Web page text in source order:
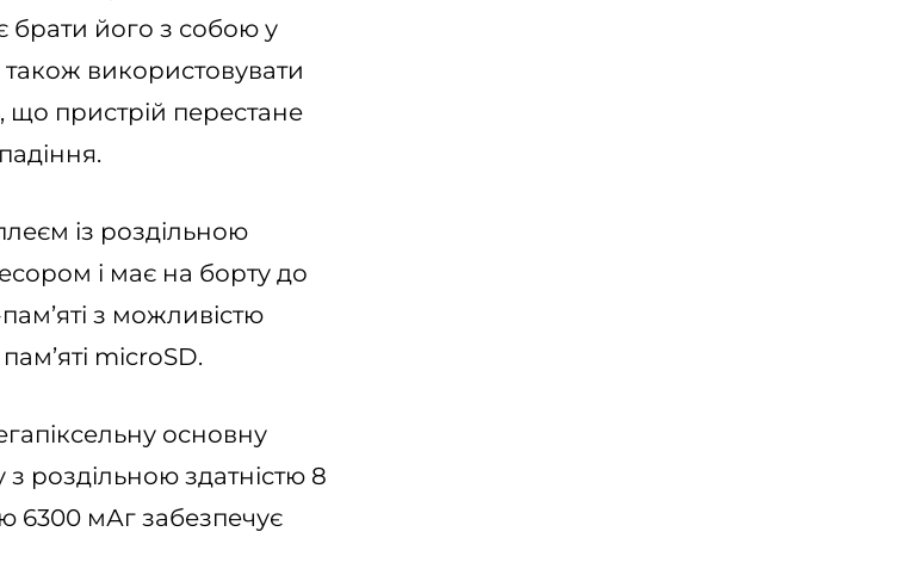
брати його з собою у
використовувати
що пристрій перестане
із роздільною
і має на борту до
з можливістю
microSD.
основну
роздільною здатністю 8
6300 мАг забезпечує